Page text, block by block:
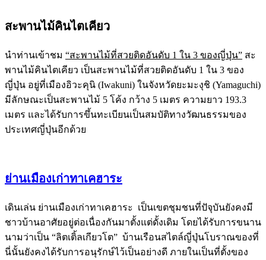
สะพานไม้คินไตเคียว
นำท่านเข้าชม “สะพานไม้ที่สวยติดอันดับ 1 ใน 3 ของญี่ปุ่น” สะ
พานไม้คินไตเคียว เป็นสะพานไม้ที่สวยติดอันดับ 1 ใน 3 ของ
ญี่ปุ่น อยู่ที่เมืองอิวะคุนิ (Iwakuni) ในจังหวัดยะมะงุชิ (Yamaguchi)
มีลักษณะเป็นสะพานไม้ 5 โค้ง กว้าง 5 เมตร ความยาว 193.3
เมตร และได้รับการขึ้นทะเบียนเป็นสมบัติทางวัฒนธรรมของ
ประเทศญี่ปุ่นอีกด้วย
ย่านเมืองเก่าทาเคฮาระ
เดินเล่น ย่านเมืองเก่าทาเคฮาระ เป็นเขตชุมชนที่ปัจุบันยังคงมี
ชาวบ้านอาศัยอยู่ต่อเนื่องกันมาตั้งแต่ดั้งเดิม โดยได้รับการขนาน
นามว่าเป็น “ลิตเติ้ลเกียวโต” บ้านเรือนสไตล์ญี่ปุ่นโบราณของที่
นี่นั้นยังคงได้รับการอนุรักษ์ไว้เป็นอย่างดี ภายในเป็นที่ตั้งของ